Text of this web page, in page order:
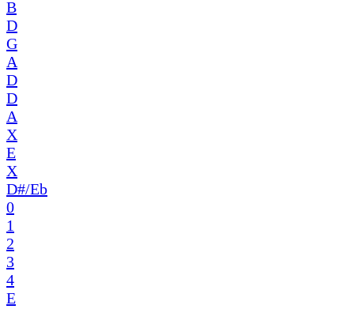
B
D
G
A
D
D
A
X
E
X
D#/Eb
0
1
2
3
4
E